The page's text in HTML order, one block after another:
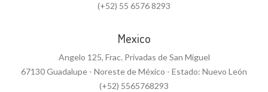
(+52) 55 6576 8293
Mexico
Angelo 125, Frac. Privadas de San Miguel
67130 Guadalupe - Noreste de México - Estado: Nuevo León
(+52) 5565768293